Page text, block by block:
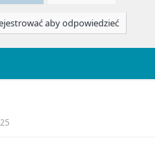
aby odpowiedzieć